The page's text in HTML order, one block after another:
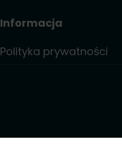
Informacja
Polityka prywatności